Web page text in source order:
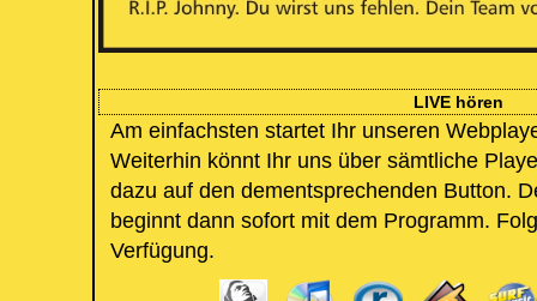
LIVE hören
Am einfachsten startet Ihr unseren
Weiterhin könnt Ihr uns über sämtliche
dazu auf den dementsprechenden Button.
beginnt dann sofort mit dem Programm.
Verfügung.